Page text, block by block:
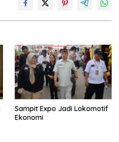
Sampit Expo Jadi Lokomotif
Ekonomi